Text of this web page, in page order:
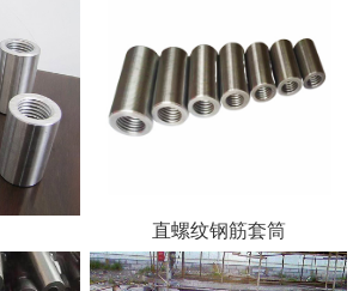
直螺纹钢筋套筒